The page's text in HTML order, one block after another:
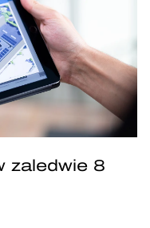
zaledwie 8